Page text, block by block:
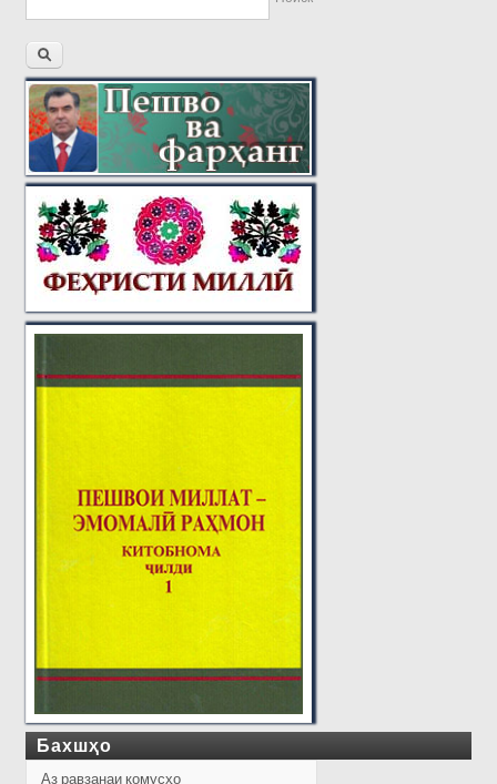
Бахшҳо
Аз равзанаи қомусҳо